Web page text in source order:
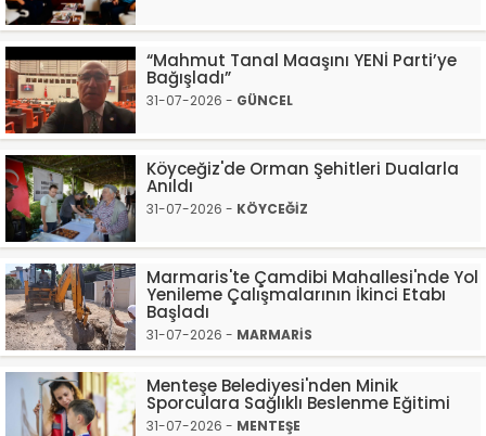
“Mahmut Tanal Maaşını YENİ Parti’ye
Bağışladı”
31-07-2026 - GÜNCEL
Köyceğiz'de Orman Şehitleri Dualarla
Anıldı
31-07-2026 - KÖYCEĞİZ
Marmaris'te Çamdibi Mahallesi'nde Yol
Yenileme Çalışmalarının İkinci Etabı
Başladı
31-07-2026 - MARMARİS
Menteşe Belediyesi'nden Minik
Sporculara Sağlıklı Beslenme Eğitimi
31-07-2026 - MENTEŞE